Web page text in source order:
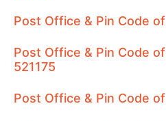
Post Office & Pin Code
Post Office & Pin Code
521175
Post Office & Pin Code